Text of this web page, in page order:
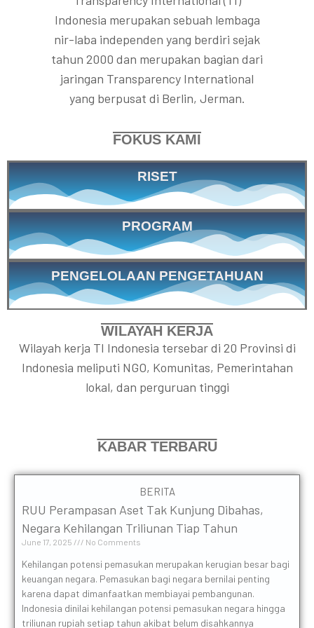
Kajian ini menunjukkan bahwa MBG bukan hanya berisiko gagal secara
implementatif, tetapi juga membuka ruang bagi korupsi sistemik akibat
lemahnya tata kelola, berkelindannya konflik kepentingan, serta praktik
pengadaan barang dan jasa yang tidak akuntabel.
Indonesia merupakan sebuah lembaga
nir-laba independen yang berdiri sejak
tahun 2000 dan merupakan bagian dari
jaringan Transparency International
yang berpusat di Berlin, Jerman.
FOKUS KAMI
RISET
PROGRAM
PENGELOLAAN PENGETAHUAN
WILAYAH KERJA
Wilayah kerja TI Indonesia tersebar di 20 Provinsi di
Indonesia meliputi NGO, Komunitas, Pemerintahan
lokal, dan perguruan tinggi
KABAR TERBARU
BERITA
RUU Perampasan Aset Tak Kunjung Dibahas,
Negara Kehilangan Triliunan Tiap Tahun
June 17, 2025 No Comments
Kehilangan potensi pemasukan merupakan kerugian besar bagi
keuangan negara. Pemasukan bagi negara bernilai penting
karena dapat dimanfaatkan membiayai pembangunan.
Indonesia dinilai kehilangan potensi pemasukan negara hingga
triliunan rupiah setiap tahun akibat belum disahkannya